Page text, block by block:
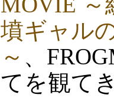
墳ギャル
～ 、
てを観て